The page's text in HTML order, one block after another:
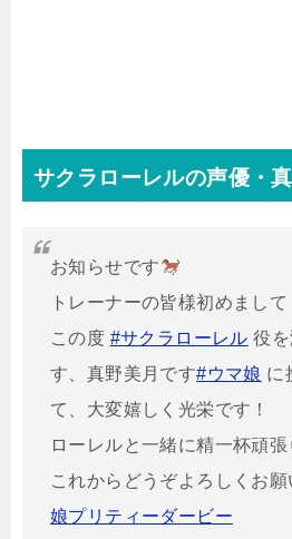
サクラローレルの声優・
お知らせです
トレーナーの皆様初めまして
この度 #サクラローレル 役
す、真野美月です#ウマ娘 に
て、大変嬉しく光栄です！
ローレルと一緒に精一杯頑張
これからどうぞよろしくお
娘プリティーダービー